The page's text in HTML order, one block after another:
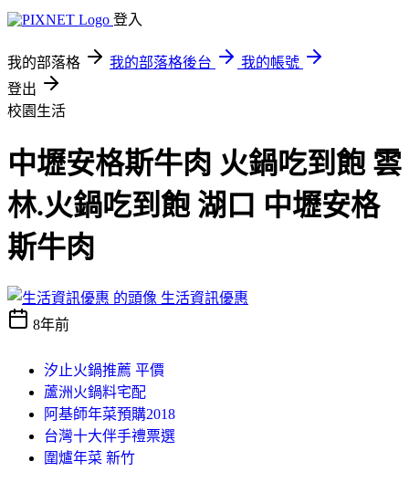
登入
我的部落格 我的部落格後台
我的帳號
登出
校園生活
中壢安格斯牛肉 火鍋吃到飽 雲
林.火鍋吃到飽 湖口 中壢安格
斯牛肉
生活資訊優惠
8年前
汐止火鍋推薦 平價
蘆洲火鍋料宅配
阿基師年菜預購2018
台灣十大伴手禮票選
圍爐年菜 新竹